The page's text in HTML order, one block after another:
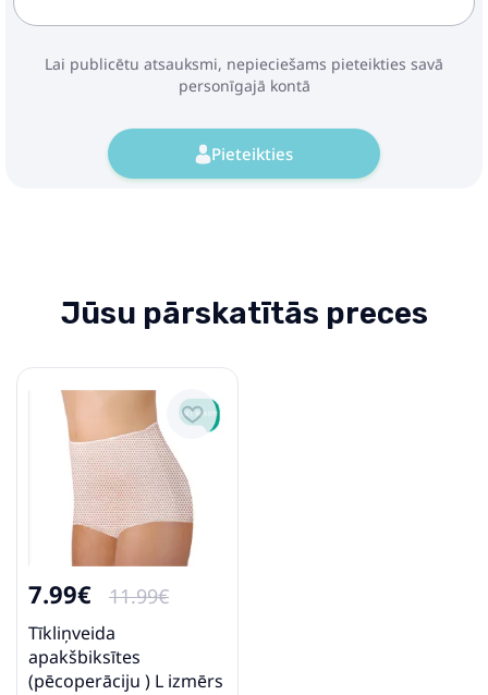
Lai publicētu atsauksmi, nepieciešams pieteikties savā
personīgajā kontā
Pieteikties
Jūsu pārskatītās preces
7.99€ 11.99€
Tīkliņveida
apakšbiksītes
(pēcoperāciju ) L izmērs